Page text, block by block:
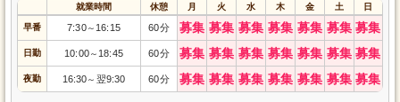
就業時間 休憩 月 火 水 木 金 土 日
早番 7:30～ 16:15 60分 募集 募集 募集 募集 募集 募集 募集
日勤 10:00～ 18:45 60分 募集 募集 募集 募集 募集 募集 募集
夜勤 16:30～ 翌9:30 60分 募集 募集 募集 募集 募集 募集 募集